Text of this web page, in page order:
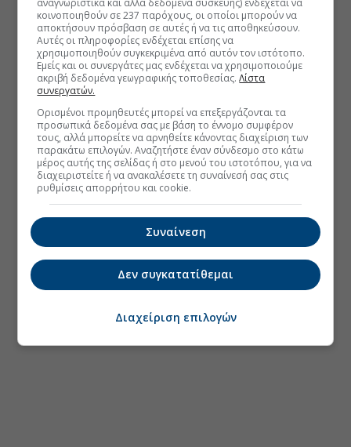
αναγνωριστικά και άλλα δεδομένα συσκευής) ενδέχεται να
κοινοποιηθούν σε 237 παρόχους, οι οποίοι μπορούν να
αποκτήσουν πρόσβαση σε αυτές ή να τις αποθηκεύσουν.
Αυτές οι πληροφορίες ενδέχεται επίσης να
χρησιμοποιηθούν συγκεκριμένα από αυτόν τον ιστότοπο.
Εμείς και οι συνεργάτες μας ενδέχεται να χρησιμοποιούμε
ακριβή δεδομένα γεωγραφικής τοποθεσίας.Λίστα
συνεργατών.
Ορισμένοι προμηθευτές μπορεί να επεξεργάζονται τα
προσωπικά δεδομένα σας με βάση το έννομο συμφέρον
τους, αλλά μπορείτε να αρνηθείτε κάνοντας διαχείριση των
παρακάτω επιλογών. Αναζητήστε έναν σύνδεσμο στο κάτω
μέρος αυτής της σελίδας ή στο μενού του ιστοτόπου, για να
διαχειριστείτε ή να ανακαλέσετε τη συναίνεσή σας στις
ρυθμίσεις απορρήτου και cookie.
Συναίνεση
Δεν συγκατατίθεμαι
Διαχείριση επιλογών